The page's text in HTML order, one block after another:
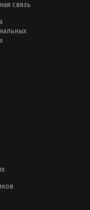
связь